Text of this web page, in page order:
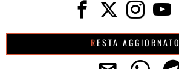
RESTA AGGIORNATO